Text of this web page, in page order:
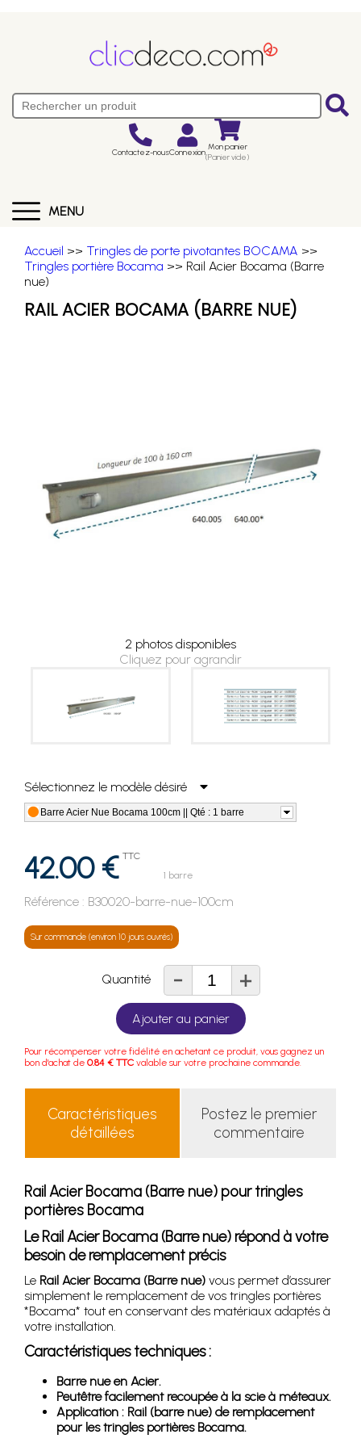
Contactez-nousConnexion Mon panier
(Panier vide)
MENU
Accueil >> Tringles de porte pivotantes BOCAMA >>
Tringles portière Bocama >> Rail Acier Bocama (Barre
nue)
RAIL ACIER BOCAMA (BARRE NUE)
2 photos disponibles
Cliquez pour agrandir
Sélectionnez le modèle désiré
Barre Acier Nue Bocama 100cm || Qté : 1 barre
42.00 € TTC
1 barre
Référence : B30020-barre-nue-100cm
Sur commande (environ 10 jours ouvrés)
Quantité - +
Ajouter au panier
Pour récompenser votre fidélité en achetant ce produit, vous gagnez un
bon d'achat de 0.84 € TTC valable sur votre prochaine commande.
Caractéristiques
détaillées
Postez le premier
commentaire
Rail Acier Bocama (Barre nue) pour tringles
portières Bocama
Le Rail Acier Bocama (Barre nue) répond à votre
besoin de remplacement précis
Le Rail Acier Bocama (Barre nue) vous permet d’assurer
simplement le remplacement de vos tringles portières
*Bocama* tout en conservant des matériaux adaptés à
votre installation.
Caractéristiques techniques :
Barre nue en Acier.
Peutêtre facilement recoupée à la scie à méteaux.
Application : Rail (barre nue) de remplacement
pour les tringles portières Bocama.